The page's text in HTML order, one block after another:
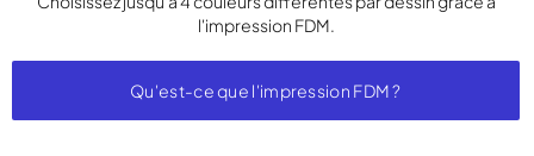
l'impression FDM.
Qu'est-ce que l'impression FDM ?